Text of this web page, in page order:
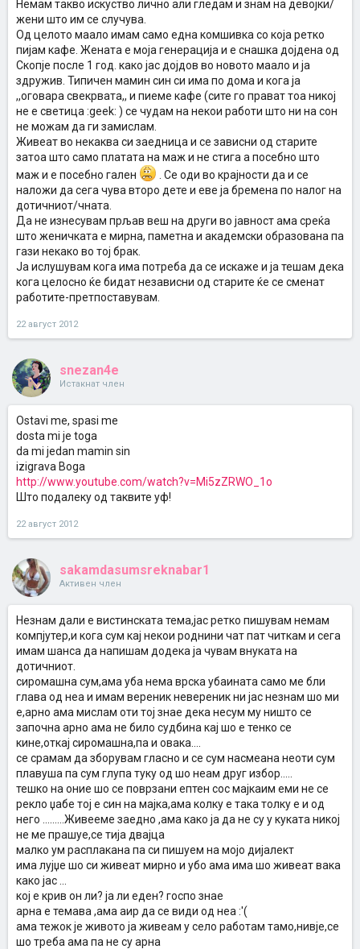
Немам такво искуство лично али гледам и знам на девојки/
жени што им се случува.
Од целото маало имам само една комшивка со која ретко
пијам кафе. Жената е моја генерација и е снашка дојдена од
Скопје после 1 год. како јас дојдов во новото маало и ја
здружив. Типичен мамин син си има по дома и кога ја
,,оговара свекрвата,, и пиеме кафе (сите го прават тоа никој
не е светица :geek: ) се чудам на некои работи што ни на сон
не можам да ги замислам.
Живеат во некаква си заедница и се зависни од старите
затоа што само платата на маж и не стига а посебно што
маж и е посебно гален
. Се оди во крајности да и се
наложи да сега чува второ дете и еве ја бремена по налог на
дотичниот/чната.
Да не изнесувам прљав веш на други во јавност ама среќа
што женичката е мирна, паметна и академски образована па
гази некако во тој брак.
Ја ислушувам кога има потреба да се искаже и ја тешам дека
кога целосно ќе бидат независни од старите ќе се сменат
работите-претпоставувам.
22 август 2012
snezan4e
Истакнат член
Ostavi me, spasi me
dosta mi je toga
da mi jedan mamin sin
izigrava Boga
http://www.youtube.com/watch?v=Mi5zZRWO_1o
Што подалеку од таквите уф!
22 август 2012
sakamdasumsreknabar1
Активен член
Незнам дали е вистинската тема,јас ретко пишувам немам
компјутер,и кога сум кај некои роднини чат пат читкам и сега
имам шанса да напишам додека ја чувам внуката на
дотичниот.
сиромашна сум,ама уба нема врска убаината само ме бли
глава од неа и имам вереник невереник ни јас незнам шо ми
е,арно ама мислам оти тој знае дека несум му ништо се
започна арно ама не било судбина кај шо е тенко се
кине,откај сиромашна,па и овака....
се срамам да зборувам гласно и се сум насмеана неоти сум
плавуша па сум глупа туку од шо неам друг избор.....
тешко на оние шо се поврзани ептен сос мајкаим еми не се
рекло џабе тој е син на мајка,ама колку е така толку е и од
него .........Живееме заедно ,ама како ја да не су у куката никој
не ме прашуе,се тија двајца
малко ум расплакана па си пишуем на мојо дијалект
има лујџе шо си живеат мирно и убо ама има шо живеат вака
како јас ...
кој е крив он ли? ја ли еден? госпо знае
арна е темава ,ама аир да се види од неа :'(
ама тежок је живото ја живеам у село работам тамо,нивје,се
шо треба ама па не су арна